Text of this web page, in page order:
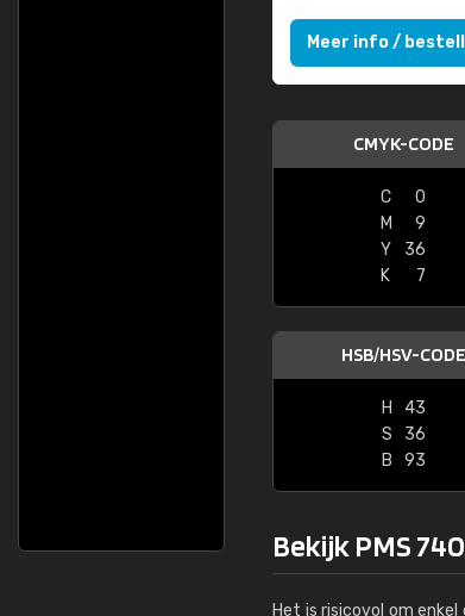
Meer info /
CMYK-CODE
C
0
M
9
Y
36
K
7
HSB/HSV-CODE
H
43
S
36
B
93
Bekijk PMS
Het is risicovol om